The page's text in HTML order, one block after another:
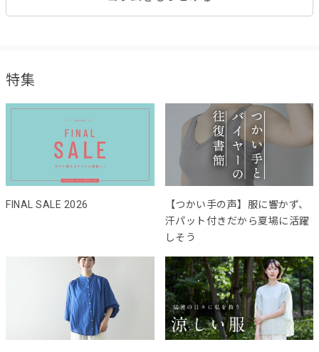
特集
FINAL SALE 2026
【つかい手の声】服に響かず、
汗パット付きだから夏場に活躍
しそう